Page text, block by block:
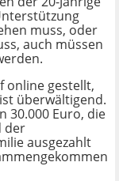
muss, oder
auch müssen
online gestellt,
überwältigend.
30.000 Euro, die
der
ausgezahlt